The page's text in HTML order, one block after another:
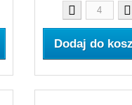
Dodaj do